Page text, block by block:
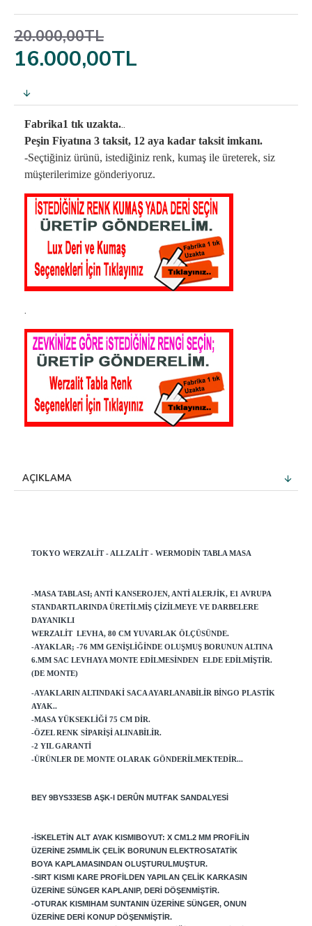
16.000,00TL
20.000,00TL
Fabrika1 tık uzakta...
Peşin Fiyatına 3 taksit, 12 aya kadar taksit imkanı.
-Seçtiğiniz ürünü, istediğiniz renk, kumaş ile üreterek, siz
müşterilerimize gönderiyoruz.
.
AÇIKLAMA
TOKYO WERZALIT - ALLZALIT - WERMODIN TABLA MASA
-MASA TABLASI; ANTI KANSEROJEN, ANTI ALERJIK, E1 AVRUPA
STANDARTLARINDA ÜRETILMIŞ ÇIZILMEYE VE DARBELERE
DAYANIKLI
WERZALIT LEVHA, 80 CM YUVARLAK ÖLÇÜSÜNDE.
-AYAKLAR; -76 MM GENIŞLIĞINDE OLUŞMUŞ BORUNUN ALTINA
6.MM SAC LEVHAYA MONTE EDILMESINDEN ELDE EDILMIŞTIR.
(DE MONTE)
-AYAKLARIN ALTINDAKI SACA AYARLANABILIR BINGO PLASTIK
AYAK..
-MASA YÜKSEKLIĞI 75 CM DIR.
-ÖZEL RENK SIPARIŞI ALINABILIR.
-2 YIL GARANTI
-ÜRÜNLER DE MONTE OLARAK GÖNDERILMEKTEDIR...
BEY 9BYS33ESB AŞK-I DERÛN MUTFAK SANDALYESI
-İSKELETIN ALT AYAK KISMIBOYUT: X CM1.2 MM PROFILIN
ÜZERINE 25MMLIK ÇELIK BORUNUN ELEKTROSATATIK
BOYA KAPLAMASINDAN OLUŞTURULMUŞTUR.
-SIRT KISMI KARE PROFILDEN YAPILAN ÇELIK KARKASIN
ÜZERINE SÜNGER KAPLANIP, DERI DÖŞENMIŞTIR.
-OTURAK KISMIHAM SUNTANIN ÜZERINE SÜNGER, ONUN
ÜZERINE DERI KONUP DÖŞENMIŞTIR.